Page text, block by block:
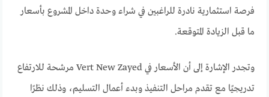
فرصة استثمارية نادرة للراغبين في شراء وحدة داخل المشروع بأسعار
ما قبل الزيادة المتوقعة.
وتجدر الإشارة إلى أن الأسعار في Vert New Zayed مرشحة للارتفاع
تدريجيًا مع تقدم مراحل التنفيذ وبدء أعمال التسليم، وذلك نظرًا